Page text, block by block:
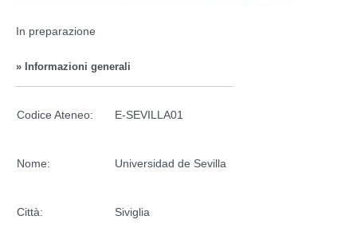
In preparazione
» Informazioni generali
Codice Ateneo: E-SEVILLA01
Nome: Universidad de Sevilla
Città: Siviglia